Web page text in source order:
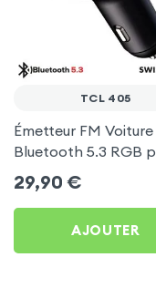
TCL 405
Émetteur FM Voiture
Bluetooth 5.3 RGB
TCL 405
29,90 €
AJOUTER